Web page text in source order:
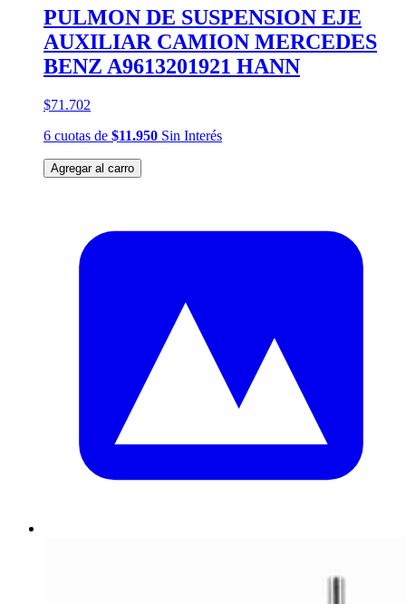
PULMON DE SUSPENSION EJE
AUXILIAR CAMION MERCEDES
BENZ A9613201921 HANN
$71.702
6 cuotas de $11.950 Sin Interés
Agregar al carro